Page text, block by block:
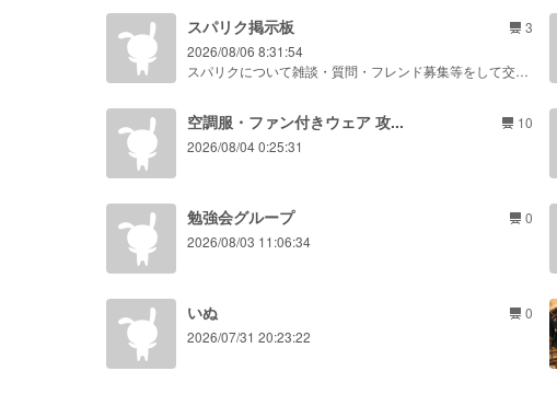
3
スパリク掲示板
2026/08/06 8:31:54
スパリクについて雑談・質問・フレンド募集等をして交流する場所です。
10
空調服・ファン付きウェア 攻...
2026/08/04 0:25:31
0
勉強会グループ
2026/08/03 11:06:34
0
いぬ
2026/07/31 20:23:22